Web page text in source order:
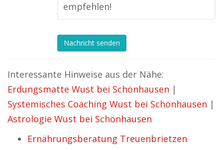
empfehlen!
Nachricht senden
Interessante Hinweise aus der Nähe:
Erdungsmatte Wust bei Schönhausen |
Systemisches Coaching Wust bei Schönhausen |
Astrologie Wust bei Schönhausen
Ernährungsberatung Treuenbrietzen